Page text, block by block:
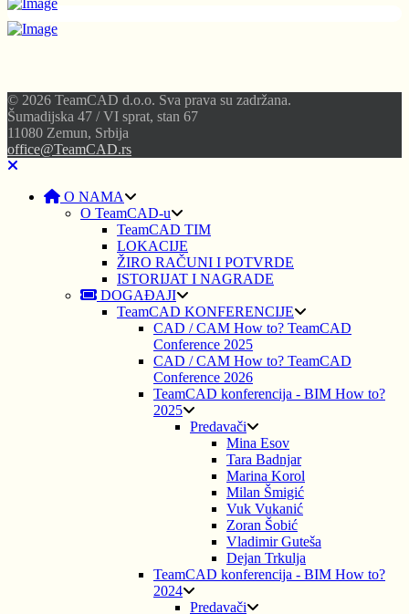
© 2026 TeamCAD d.o.o. Sva prava su zadržana.
Šumadijska 47 / VI sprat, stan 67
11080 Zemun, Srbija
office@TeamCAD.rs
O NAMA
O TeamCAD-u
TeamCAD TIM
LOKACIJE
ŽIRO RAČUNI I POTVRDE
ISTORIJAT I NAGRADE
DOGAĐAJI
TeamCAD KONFERENCIJE
CAD / CAM How to? TeamCAD
Conference 2025
CAD / CAM How to? TeamCAD
Conference 2026
TeamCAD konferencija - BIM How to?
2025
Predavači
Mina Esov
Tara Badnjar
Marina Korol
Milan Šmigić
Vuk Vukanić
Zoran Šobić
Vladimir Guteša
Dejan Trkulja
TeamCAD konferencija - BIM How to?
2024
Predavači